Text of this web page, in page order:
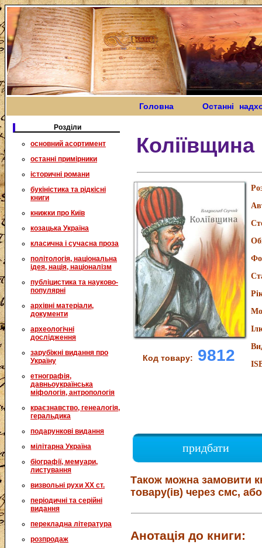
Головна Останні
Розділи
основний асортимент
останні примірники
історичні романи
букіністика та рідкісні
книги
книжки про Київ
козацька Україна
класична і сучасна проза
політологія, національна
ідея, нація, націоналізм
публіцистика та науково-
популярні
архівні матеріали,
документи
археологічні
дослідження
зарубіжні видання про
Україну
етнографія,
давньоукраїнська
міфологія, антропологія
краєзнавство, генеалогія,
геральдика
подарункові видання
мілітарна Україна
біографії, мемуари,
листування
визвольні рухи XX ст.
періодичні та серійні
видання
перекладна література
розпродаж
Коліївщина
Код товару: 9812
придбати
Також можна замовити
товару(ів) через смс,
Анотація до книги: